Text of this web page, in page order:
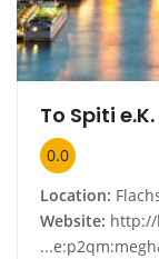
To Spiti e.K.
0.0
Location:
Website: http://